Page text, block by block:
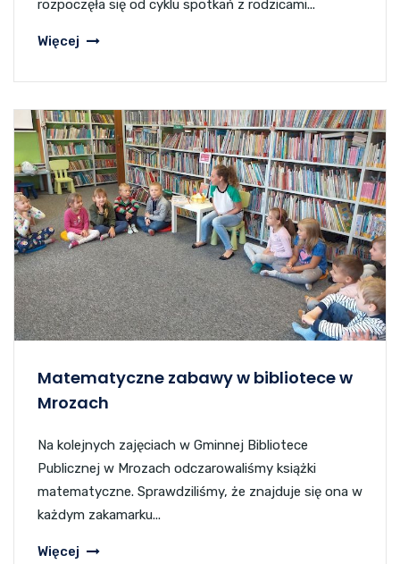
rozpoczęła się od cyklu spotkań z rodzicami...
Więcej
Matematyczne zabawy w bibliotece w
Mrozach
Na kolejnych zajęciach w Gminnej Bibliotece
Publicznej w Mrozach odczarowaliśmy książki
matematyczne. Sprawdziliśmy, że znajduje się ona w
każdym zakamarku...
Więcej